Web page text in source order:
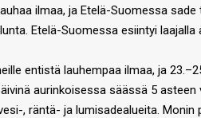
ilmaa, ja Etelä-Suomessa
Etelä-Suomessa esiintyi laajalla
entistä lauhempaa ilmaa, ja
aurinkoisessa säässä 5
, räntä- ja lumisadealueita.